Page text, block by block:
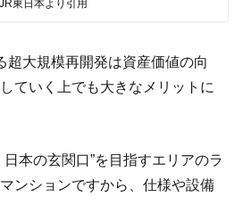
JR東日本より引用
超大規模再開発は資産価値の向
ていく上でも大きなメリットに
本の玄関口”を目指すエリアのラ
ンションですから、仕様や設備